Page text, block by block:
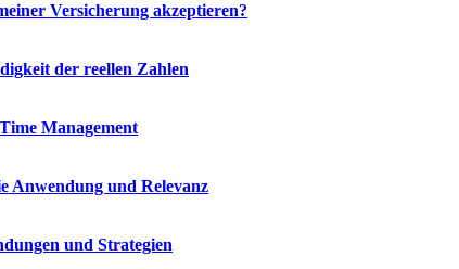
Versicherung akzeptieren?
der reellen Zahlen
Management
Anwendung und Relevanz
und Strategien